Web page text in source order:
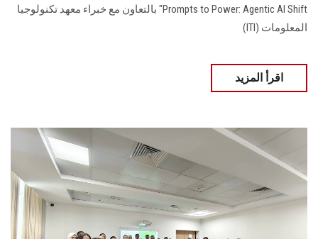
Prompts to Power: Agentic AI Shift" بالتعاون مع خبراء معهد تكنولوجيا
المعلومات (ITI)
اقرأ المزيد